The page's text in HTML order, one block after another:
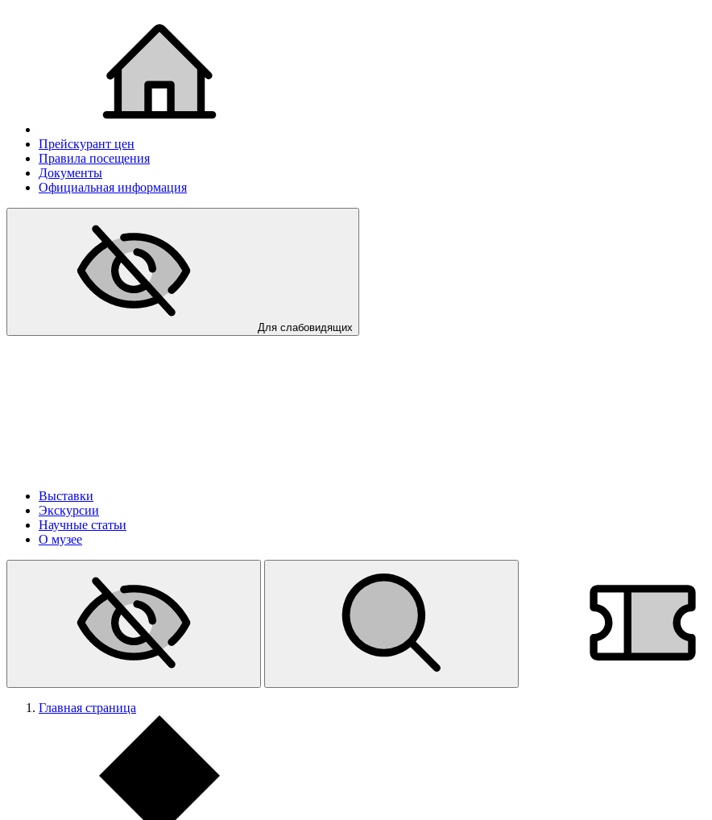
Прейскурант цен
Правила посещения
Документы
Официальная информация
Для слабовидящих
Выставки
Экскурсии
Научные статьи
О музее
Главная страница